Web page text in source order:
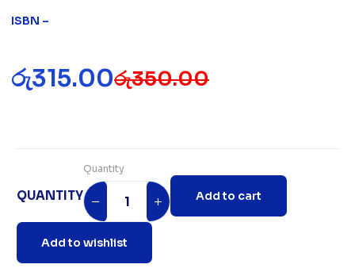
ISBN –
රු350.00
රු315.00
QUANTITY
Quantity
Add to cart
Add to wishlist